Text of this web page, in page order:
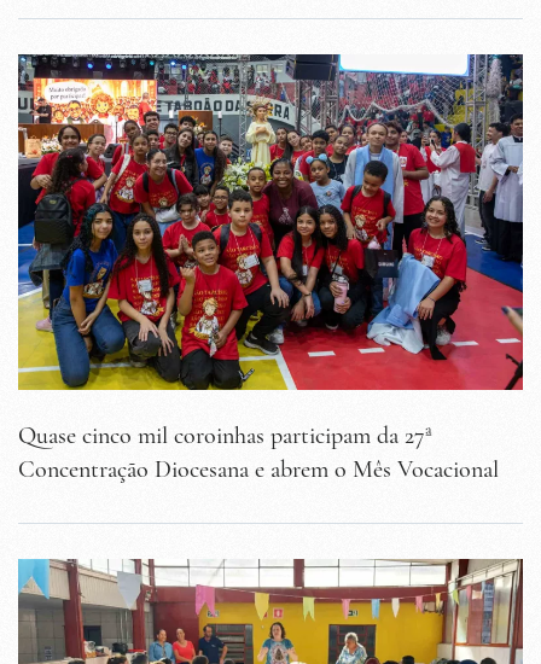
Quase cinco mil coroinhas participam da 27ª
Concentração Diocesana e abrem o Mês Vocacional